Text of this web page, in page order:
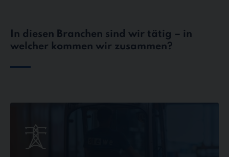
In diesen Branchen sind wir tätig – in
welcher kommen wir zusammen?